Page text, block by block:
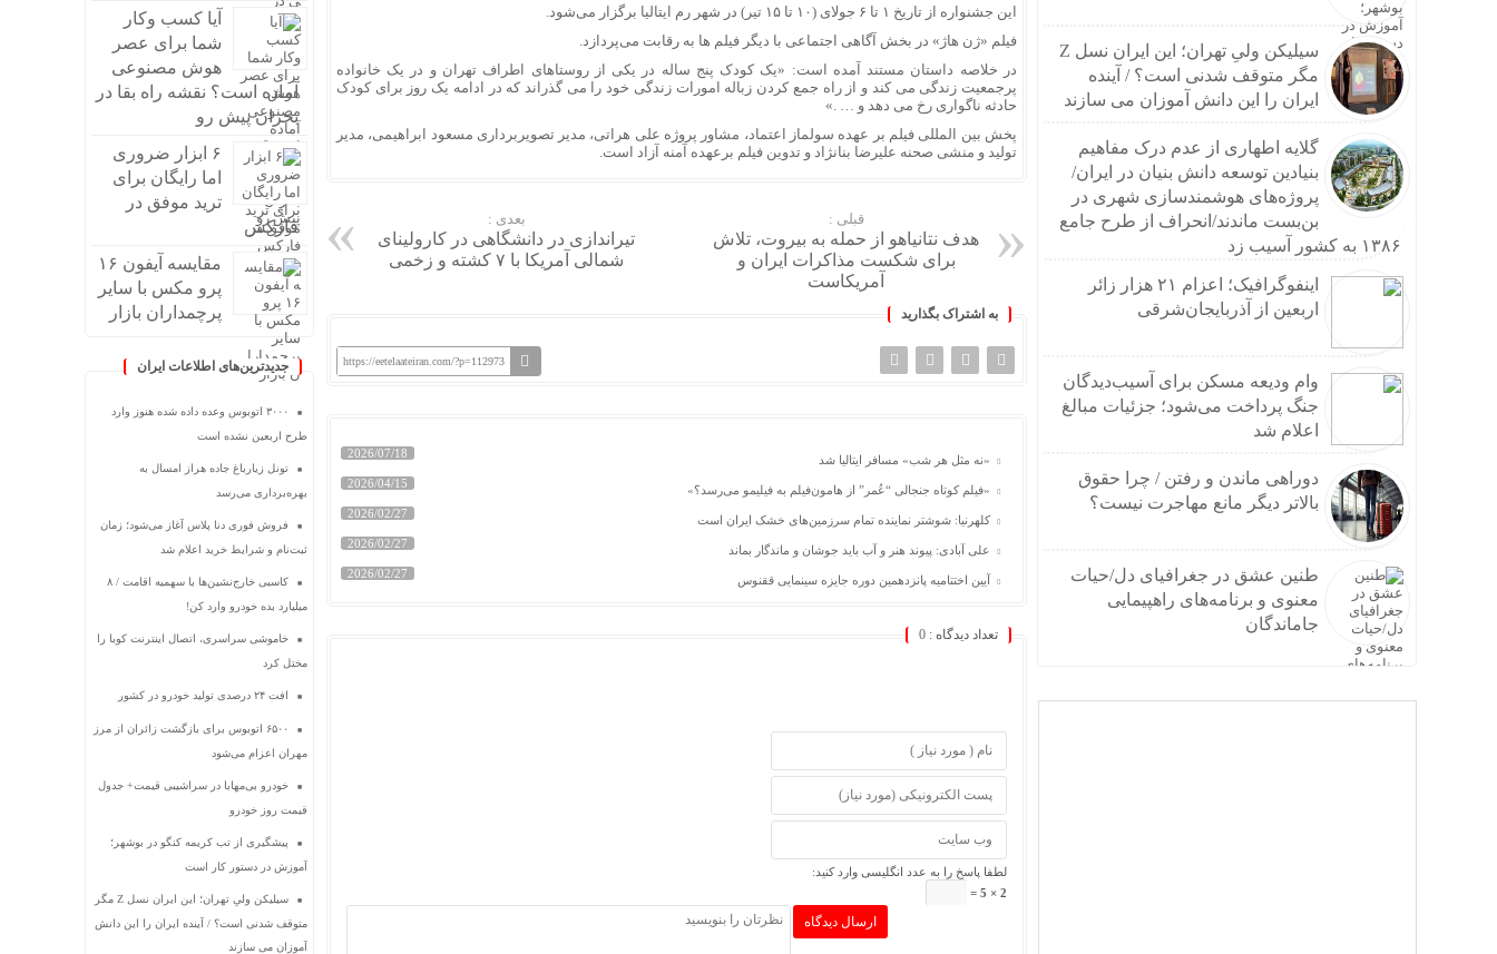
سیلیکن ولیِ تهران؛ این ایران نسل Z
مگر متوقف شدنی است؟ / آینده
ایران را این دانش آموزان می سازند
گلایه اطهاری از عدم درک مفاهیم
بنیادین توسعه دانش بنیان در ایران/
پروژه‌های هوشمندسازی شهری در
بن‌بست ماندند/انحراف از طرح جامع
۱۳۸۶ به کشور آسیب زد
اینفوگرافیک؛ اعزام ۲۱ هزار زائر
اربعین از آذربایجان‌شرقی
وام ودیعه مسکن برای آسیب‌دیدگان
جنگ پرداخت می‌شود؛ جزئیات مبالغ
اعلام شد
دوراهی ماندن و رفتن / چرا حقوق
بالاتر دیگر مانع مهاجرت نیست؟
طنین عشق در جغرافیای دل/حیات
معنوی و برنامه‌های راهپیمایی
جاماندگان
تکرار دروغ‌گویی های ترامپ: مذاکرات با ایران هم‌اکنون در حال انجام است!
پزشکیان: تحقق عدالت در سلامت، از الزامات توسعه و حکمرانی کارآمد است
ایمپلنت دیجیتال در کرج
خرید آنلاین طلا با اجرت پایین و تجربه‌ای لوکس: گالری طلای ماوی
چرا مانیتور ایسوس بهترین انتخاب برای گیمرها و ادیتورها است؟
هزینه حج عمره ۱۴۰۵؛ بررسی کامل هزینه ثبت نام، کاروان و مخارج سفر
زنجیر طلا چگونه ساخته می‌شود؟ مراحل تولید زنجیر طلا
عارف: با گران‌فروشی و احتکار باید برخورد جدی شود
حداد عادل: آقا مجتبی یک نور بود که وارد خانه ما شد
توضیح افشین درباره سند راهبردی «توسعه فرانچایز دانش‌بنیان»
افشای مشخصات شیائومی ۱۸ پرو/ پادشاه جدید با دوربین ۲۰۰ مگاپیکسلی و باتری ۷۰۰۰ میلی‌آمپری در راه است
آسیب به ۱۱۶ دکل مخابراتی هرمزگان در حملات آمریکا؛ تلفن ثابت، همراه و اینترنت ‌قطع شده است
اولین قطار هیدروژنی هند راه‌اندازی شد
ماشین‌ها شما را زیر نظر می‌گیرند
این جشنواره از تاریخ ۱ تا ۶ جولای (۱۰ تا ۱۵ تیر) در شهر رم ایتالیا برگزار می‌شود.
فیلم «ژن هاژ» در بخش آگاهی اجتماعی با دیگر فیلم ها به رقابت می‌پردازد.
در خلاصه داستان مستند آمده است: «یک کودک پنج ساله در یکی از روستاهای اطراف تهران و در یک خانواده
پرجمعیت زندگی می کند و از راه جمع کردن زباله امورات زندگی خود را می گذراند که در ادامه یک روز برای کودک
حادثه ناگواری رخ می دهد و … .»
پخش بین المللی فیلم بر عهده سولماز اعتماد، مشاور پروژه علی هراتی، مدیر تصویربرداری مسعود ابراهیمی، مدیر
تولید و منشی صحنه علیرضا بنانژاد و تدوین فیلم برعهده آمنه آزاد است.
بعدی :
تیراندازی در دانشگاهی در کارولینای
شمالی آمریکا با ۷ کشته و زخمی
قبلی :
هدف نتانیاهو از حمله به بیروت، تلاش
برای شکست مذاکرات ایران و
آمریکاست
به اشتراک بگذارید
https://eetelaateiran.com/?p=112973
«نه مثل هر شب» مسافر ایتالیا شد 2026/07/18
«فیلم کوتاه جنجالی “عُمر” از هامون‌فیلم به فیلیمو می‌رسد؟» 2026/04/15
کلهرنیا: شوشتر نماینده تمام سرزمین‌های خشک ایران است 2026/02/27
علی آبادی: پیوند هنر و آب باید جوشان و ماندگار بماند 2026/02/27
آیین اختتامیه پانزدهمین دوره جایزه سینمایی ققنوس 2026/02/27
تعداد دیدگاه : 0
لطفا پاسخ را به عدد انگلیسی وارد کنید:
2 × 5 =
آیا کسب وکار
شما برای عصر
هوش مصنوعی
آماده است؟ نقشه راه بقا در
بحران پیش رو
۶ ابزار ضروری
اما رایگان برای
ترید موفق در
فارکس
مقایسه آیفون ۱۶
پرو مکس با سایر
پرچمداران بازار
جدیدترین‌های اطلاعات ایران
۳۰۰۰ اتوبوس وعده داده شده هنوز وارد
طرح اربعین نشده است
تونل زیارباغ جاده هراز امسال به
بهره‌برداری می‌رسد
فروش فوری دنا پلاس آغاز می‌شود؛ زمان
ثبت‌نام و شرایط خرید اعلام شد
کاسبی خارج‌نشین‌ها با سهمیه اقامت / ۸
میلیارد بده خودرو وارد کن!
خاموشی سراسری، اتصال اینترنت کوبا را
مختل کرد
افت ۲۴ درصدی تولید خودرو در کشور
۶۵۰۰ اتوبوس برای بازگشت زائران از مرز
مهران اعزام می‌شود
خودرو بی‌مهابا در سراشیبی قیمت+ جدول
قیمت روز خودرو
پیشگیری از تب کریمه کنگو در بوشهر؛
آموزش در دستور کار است
سیلیکن ولیِ تهران؛ این ایران نسل Z مگر
متوقف شدنی است؟ / آینده ایران را این دانش
آموزان می سازند